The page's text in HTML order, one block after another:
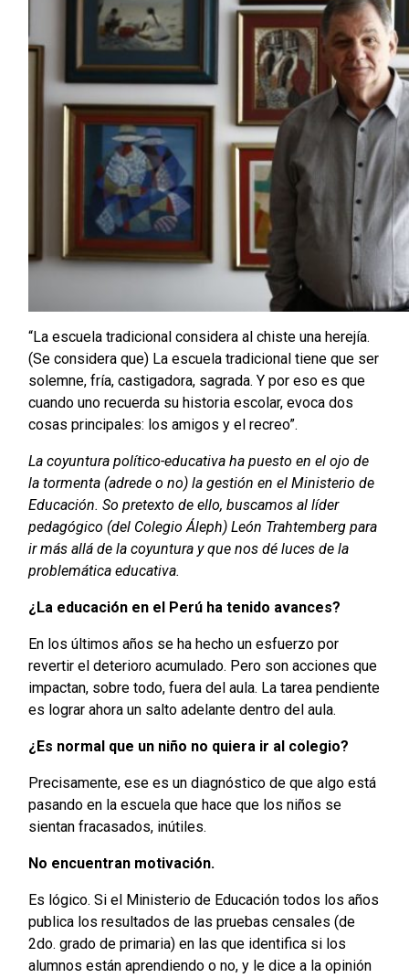
“La escuela tradicional considera al chiste una herejía.
(Se considera que) La escuela tradicional tiene que ser
solemne, fría, castigadora, sagrada. Y por eso es que
cuando uno recuerda su historia escolar, evoca dos
cosas principales: los amigos y el recreo”.
La coyuntura político-educativa ha puesto en el ojo de
la tormenta (adrede o no) la gestión en el Ministerio de
Educación. So pretexto de ello, buscamos al líder
pedagógico (del Colegio Áleph) León Trahtemberg para
ir más allá de la coyuntura y que nos dé luces de la
problemática educativa.
¿La educación en el Perú ha tenido avances?
En los últimos años se ha hecho un esfuerzo por
revertir el deterioro acumulado. Pero son acciones que
impactan, sobre todo, fuera del aula. La tarea pendiente
es lograr ahora un salto adelante dentro del aula.
¿Es normal que un niño no quiera ir al colegio?
Precisamente, ese es un diagnóstico de que algo está
pasando en la escuela que hace que los niños se
sientan fracasados, inútiles.
No encuentran motivación.
Es lógico. Si el Ministerio de Educación todos los años
publica los resultados de las pruebas censales (de
2do. grado de primaria) en las que identifica si los
alumnos están aprendiendo o no, y le dice a la opinión